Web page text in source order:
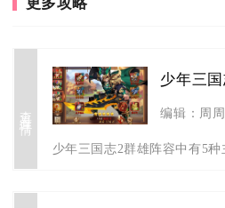
查看详情 编辑：周周